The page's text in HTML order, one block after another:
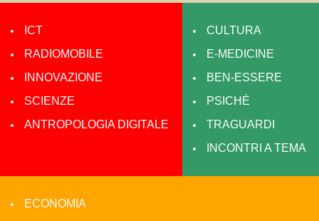
ICT
RADIOMOBILE
INNOVAZIONE
SCIENZE
ANTROPOLOGIA DIGITALE
CULTURA
E-MEDICINE
BEN-ESSERE
PSICHÉ
TRAGUARDI
INCONTRI A TEMA
ECONOMIA